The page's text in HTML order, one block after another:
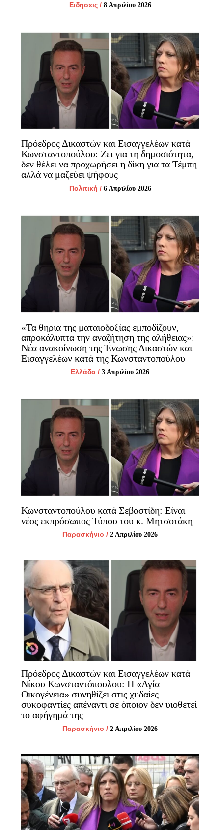
Ειδήσεις/ 8 Απριλίου 2026
Πρόεδρος Δικαστών και Εισαγγελέων κατά
Κωνσταντοπούλου: Ζει για τη δημοσιότητα,
δεν θέλει να προχωρήσει η δίκη για τα Τέμπη
αλλά να μαζεύει ψήφους
Πολιτική / 6 Απριλίου 2026
«Τα θηρία της ματαιοδοξίας εμποδίζουν,
απροκάλυπτα την αναζήτηση της αλήθειας»:
Νέα ανακοίνωση της Ένωσης Δικαστών και
Εισαγγελέων κατά της Κωνσταντοπούλου
Ελλάδα / 3 Απριλίου 2026
Κωνσταντοπούλου κατά Σεβαστίδη: Είναι
νέος εκπρόσωπος Τύπου του κ. Μητσοτάκη
Παρασκήνιο / 2 Απριλίου 2026
Πρόεδρος Δικαστών και Εισαγγελέων κατά
Νίκου Κωνσταντόπουλου: Η «Αγία
Οικογένεια» συνηθίζει στις χυδαίες
συκοφαντίες απέναντι σε όποιον δεν υιοθετεί
το αφήγημά της
Παρασκήνιο / 2 Απριλίου 2026